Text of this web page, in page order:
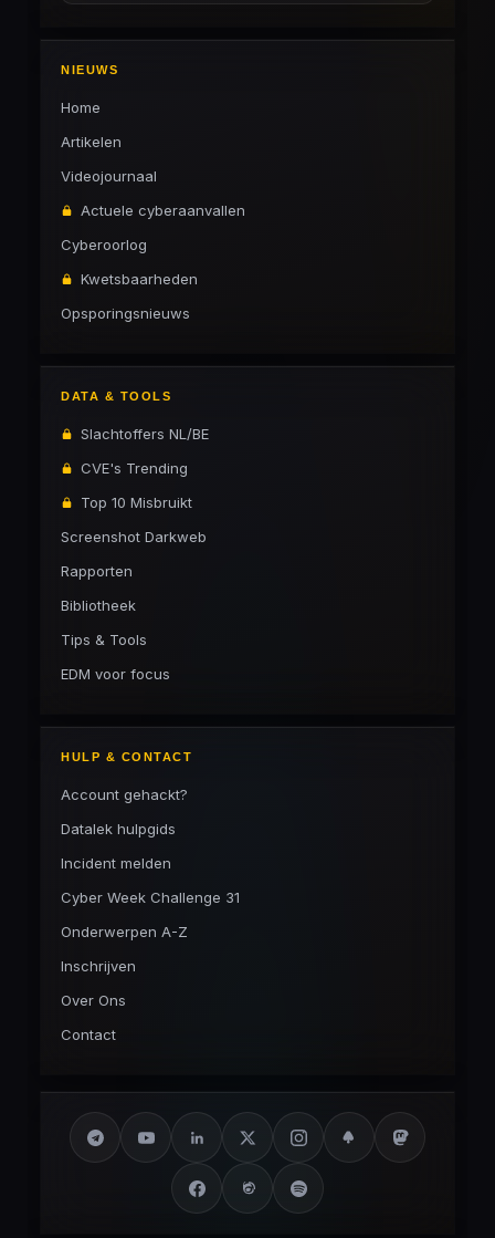
NIEUWS
Home
Artikelen
Videojournaal
Actuele cyberaanvallen
Cyberoorlog
Kwetsbaarheden
Opsporingsnieuws
DATA & TOOLS
Slachtoffers NL/BE
CVE's Trending
Top 10 Misbruikt
Screenshot Darkweb
Rapporten
Bibliotheek
Tips & Tools
EDM voor focus
HULP & CONTACT
Account gehackt?
Datalek hulpgids
Incident melden
Cyber Week Challenge 31
Onderwerpen A-Z
Inschrijven
Over Ons
Contact